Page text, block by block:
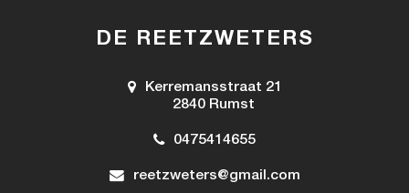
DE REETZWETERS
Kerremansstraat 21
2840 Rumst
0475414655
reetzweters@gmail.com